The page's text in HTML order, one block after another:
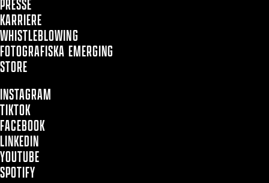
PRESSE
KARRIERE
WHISTLEBLOWING
FOTOGRAFISKA EMERGING
STORE
INSTAGRAM
TIKTOK
FACEBOOK
LINKEDIN
YOUTUBE
SPOTIFY